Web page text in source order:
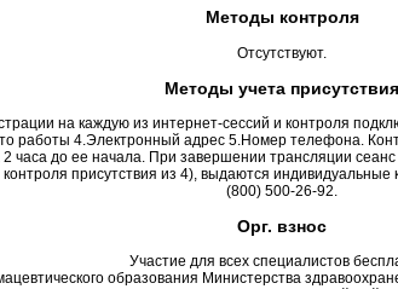
Методы контроля
Отсутствуют.
Методы учета присутствия
на каждую из интернет-сессий и контроля
работы 4.Электронный адрес 5.Номер телефона.
до ее начала. При завершении трансляции
присутствия из 4), выдаются
(800) 500-26-92.
Орг. взнос
Участие для всех специалистов
образования Министерства